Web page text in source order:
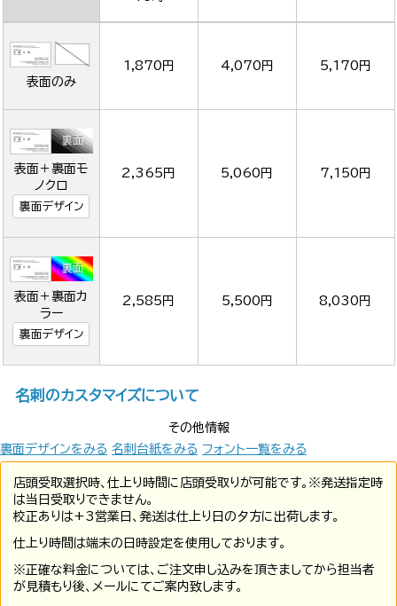
表面のみ
1,870円 4,070円 5,170円
表面＋裏面モ
ノクロ
裏面デザイン
2,365円 5,060円 7,150円
表面＋裏面カ
ラー
裏面デザイン
2,585円 5,500円 8,030円
名刺のカスタマイズについて
その他情報
裏面デザインをみる 名刺台紙をみる フォント一覧をみる
店頭受取選択時、仕上り時間に店頭受取りが可能です。※発送指定時
は当日受取りできません。
校正ありは+3営業日、発送は仕上り日の夕方に出荷します。
仕上り時間は端末の日時設定を使用しております。
※正確な料金については、ご注文申し込みを頂きましてから担当者
が見積もり後、メールにてご案内致します。